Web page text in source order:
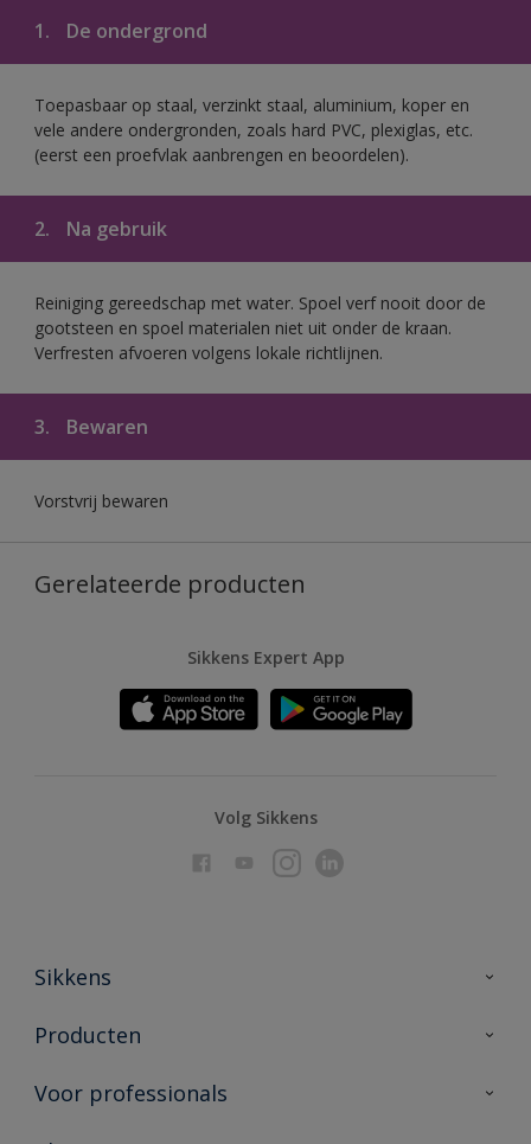
1. De ondergrond
Toepasbaar op staal, verzinkt staal, aluminium, koper en
vele andere ondergronden, zoals hard PVC, plexiglas, etc.
(eerst een proefvlak aanbrengen en beoordelen).
2. Na gebruik
Reiniging gereedschap met water. Spoel verf nooit door de
gootsteen en spoel materialen niet uit onder de kraan.
Verfresten afvoeren volgens lokale richtlijnen.
3. Bewaren
Vorstvrij bewaren
Gerelateerde producten
Sikkens Expert App
Volg Sikkens
Sikkens
Over Sikkens
Duurzaamheid
Producten
Producten voor binnen
Voor professionals